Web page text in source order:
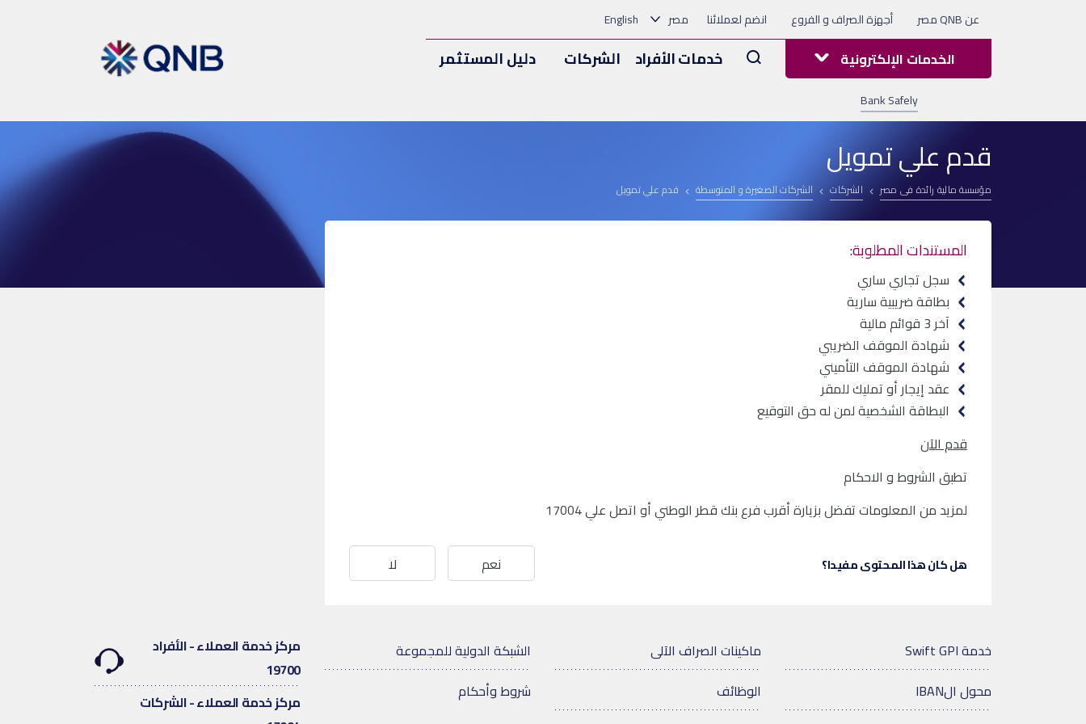
عن QNB مصر أجهزة الصراف و الفروع انضم لعملائنا مصر English
خدمات الأفراد الشركات دليل المستثمر Arama الخدمات الإلكترونية
Bank Safely
قدم علي تمويل
مؤسسة مالية رائدة فى مصر الشركات الشركات الصغيرة و المتوسطة قدم علي تمويل
المستندات المطلوبة:
سجل تجاري ساري
بطاقة ضريبية سارية
آخر 3 قوائم مالية
شهادة الموقف الضريبي
شهادة الموقف التأميني
عقد إيجار أو تمليك للمقر
البطاقة الشخصية لمن له حق التوقيع
قدم الآن
تطبق الشروط و الاحكام
لمزيد من المعلومات تفضل بزيارة أقرب فرع بنك قطر الوطني أو اتصل علي 17004
هل كان هذا المحتوى مفيدا؟ نعم لا
خدمة Swift GPI
محول الIBAN
ماكينات الصراف الآلى
الوظائف
الشبكة الدولية للمجموعة
شروط وأحكام
مركز خدمة العملاء - الأفراد
19700
مركز خدمة العملاء - الشركات